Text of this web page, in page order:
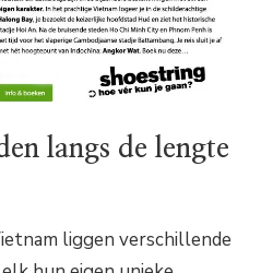
langs de lengte
liggen verschillende